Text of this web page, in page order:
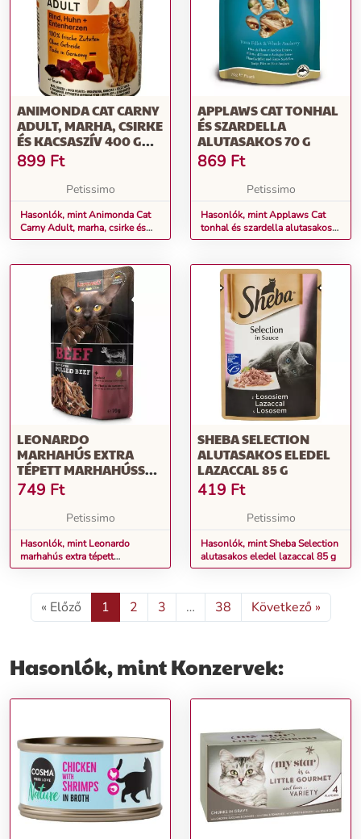
ANIMONDA CAT CARNY
ADULT, MARHA, CSIRKE
ÉS KACSASZÍV 400 G
(83722)
899 Ft
Petissimo
Hasonlók, mint Animonda Cat
Carny Adult, marha, csirke és
kacsaszív 400 g (83722)
APPLAWS CAT TONHAL
ÉS SZARDELLA
ALUTASAKOS 70 G
869 Ft
Petissimo
Hasonlók, mint Applaws Cat
tonhal és szardella alutasakos
70 g
LEONARDO
MARHAHÚS EXTRA
TÉPETT MARHAHÚSSAL
ALUTASAKOS
MACSKAELEDEL 70 G
749 Ft
Petissimo
Hasonlók, mint Leonardo
marhahús extra tépett
marhahússal alutasakos
SHEBA SELECTION
ALUTASAKOS ELEDEL
LAZACCAL 85 G
419 Ft
Petissimo
Hasonlók, mint Sheba Selection
alutasakos eledel lazaccal 85 g
« Előző 1 2 3 … 38 Következő »
Hasonlók, mint Konzervek: